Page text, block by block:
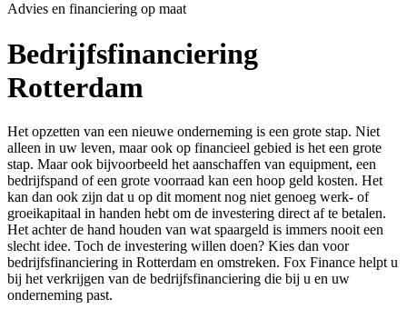
Advies en financiering op maat
Bedrijfsfinanciering
Rotterdam
Het opzetten van een nieuwe onderneming is een grote stap. Niet
alleen in uw leven, maar ook op financieel gebied is het een grote
stap. Maar ook bijvoorbeeld het aanschaffen van equipment, een
bedrijfspand of een grote voorraad kan een hoop geld kosten. Het
kan dan ook zijn dat u op dit moment nog niet genoeg werk- of
groeikapitaal in handen hebt om de investering direct af te betalen.
Het achter de hand houden van wat spaargeld is immers nooit een
slecht idee. Toch de investering willen doen? Kies dan voor
bedrijfsfinanciering in Rotterdam en omstreken. Fox Finance helpt u
bij het verkrijgen van de bedrijfsfinanciering die bij u en uw
onderneming past.